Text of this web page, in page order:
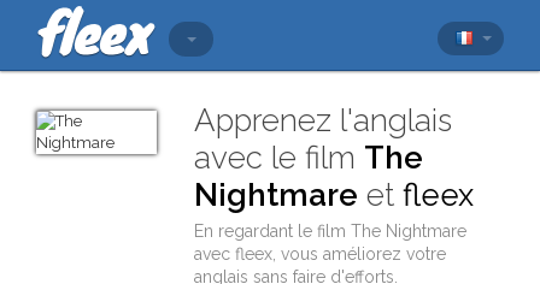
Apprenez l'anglais
avec le film The
Nightmare etfleex
En regardant le filmThe Nightmare
avecfleex , vous améliorez votre
anglais sans faire d'efforts.